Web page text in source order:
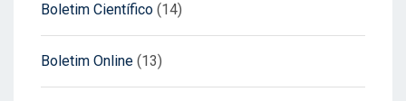
Boletim Científico (14)
Boletim Online (13)